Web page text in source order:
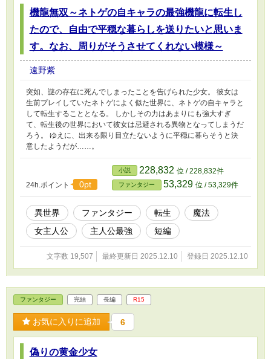
機龍無双～ネトゲの自キャラの最強機龍に転生し
たので、自由で平穏な暮らしを送りたいと思いま
す。なお、周りがそうさせてくれない模様～
遠野紫
突如、謎の存在に死んでしまったことを告げられた少女。 彼女は
生前プレイしていたネトゲによく似た世界に、ネトゲの自キャラと
して転生することとなる。 しかしその力はあまりにも強大すぎ
て、転生後の世界において彼女は忌避される異物となってしまうだ
ろう。 ゆえに、出来る限り目立たないように平穏に暮らそうと決
意したようだが……。
24h.ポイント 0pt
小説 228,832 位 / 228,832件
ファンタジー 53,329 位 / 53,329件
異世界 ファンタジー 転生
魔法
女主人公
主人公最強 短編
文字数 19,507 最終更新日 2025.12.10 登録日 2025.12.10
ファンタジー 完結 長編 R15
お気に入りに追加 6
偽りの黄金少女